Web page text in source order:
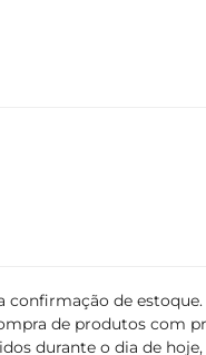
confirmação de
de produtos com
durante o dia de